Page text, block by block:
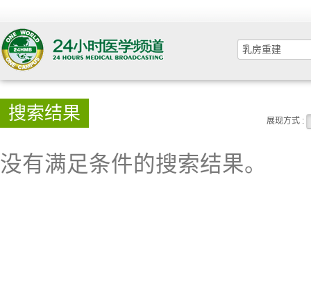
搜索结果 展现方式 :
没有满足条件的搜索结果。